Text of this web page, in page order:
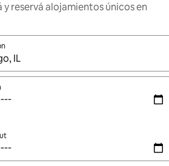
y reservá alojamientos únicos en
los resultados estén disponibles, navegá